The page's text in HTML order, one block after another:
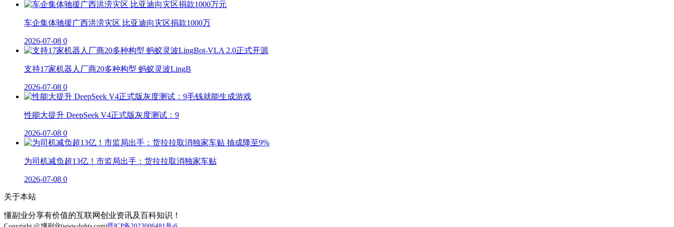
车企集体驰援广西洪涝灾区 比亚迪向灾区捐款1000万
2026-07-08 0
支持17家机器人厂商20多种构型 蚂蚁灵波LingB
2026-07-08 0
性能大提升 DeepSeek V4正式版灰度测试：9
2026-07-08 0
为司机减负超13亿！市监局出手：货拉拉取消独家车贴
2026-07-08 0
关于本站
懂副业分享有价值的互联网创业资讯及百科知识！